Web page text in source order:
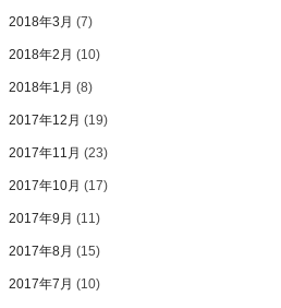
2018年3月 (7)
2018年2月 (10)
2018年1月 (8)
2017年12月 (19)
2017年11月 (23)
2017年10月 (17)
2017年9月 (11)
2017年8月 (15)
2017年7月 (10)